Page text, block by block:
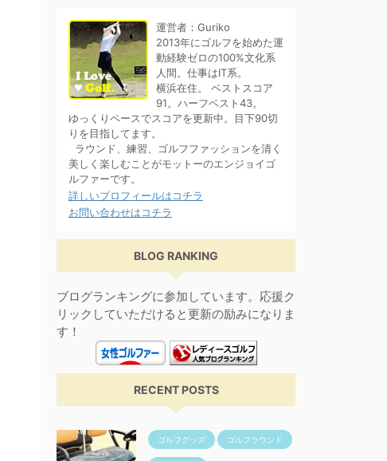
運営者：Guriko
2013年にゴルフを始めた運
動経験ゼロの100%文化系
人間。仕事はIT系。
横浜在住。 ベストスコア
91。ハーフベスト43。
ゆっくりペースでスコアを更新中。目下90切
りを目指してます。
ラウンド、練習、ゴルフファッションを清く
美しく楽しむことがモットーのエンジョイゴ
ルファーです。
詳しいプロフィールはコチラ
お問い合わせはコチラ
BLOG RANKING
ブログランキングに参加しています。応援ク
リックしていただけると更新の励みになりま
す！
RECENT POSTS
ゴルフグッズ ゴルフラウンド